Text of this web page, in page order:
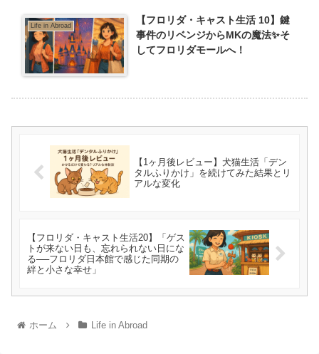
Life in Abroad
【フロリダ・キャスト生活 10】鍵
事件のリベンジからMKの魔法✨そ
してフロリダモールへ！
【1ヶ月後レビュー】犬猫生活「デン
タルふりかけ」を続けてみた結果とリ
アルな変化
【フロリダ・キャスト生活20】「ゲス
トが来ない日も、忘れられない日にな
る──フロリダ日本館で感じた同期の
絆と小さな幸せ」
ホーム Life in Abroad